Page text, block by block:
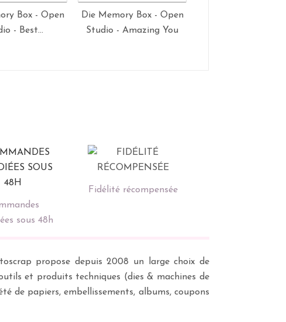
Box - Open
- Best...
Die Memory Box - Open
Studio - Amazing You
sous 48h
Fidélité récompensée
propose depuis 2008 un large choix de
et produits techniques (dies & machines de
de papiers, embellissements, albums, coupons